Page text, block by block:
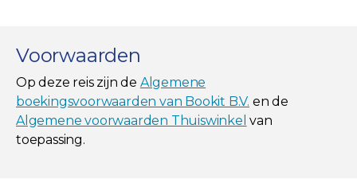
Voorwaarden
Op deze reis zijn de Algemene
boekingsvoorwaarden van Bookit B.V. en de
Algemene voorwaarden Thuiswinkel van
toepassing.